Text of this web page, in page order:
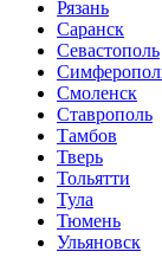
Рязань
Саранск
Севастополь
Смоленск
Ставрополь
Тамбов
Тверь
Тольятти
Тула
Тюмень
Ульяновск